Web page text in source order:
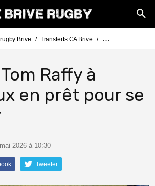
Brive Transferts CA Brive Actus Transferts
Raffy à
en prêt pour se
2026 à 10:30
Tweeter